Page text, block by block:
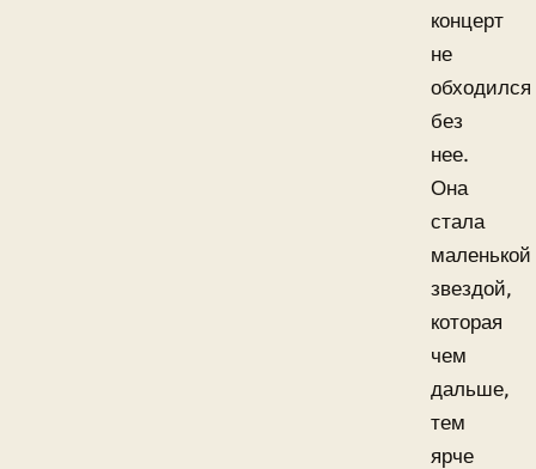
концерт
не
обходился
без
нее.
Она
стала
маленькой
звездой,
которая
чем
дальше,
тем
ярче